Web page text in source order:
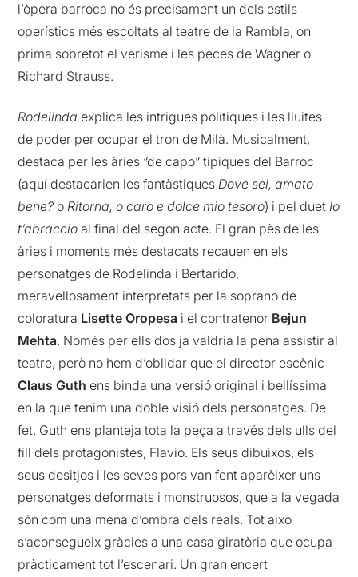
l’òpera barroca no és precisament un dels estils
operístics més escoltats al teatre de la Rambla, on
prima sobretot el verisme i les peces de Wagner o
Richard Strauss.
Rodelinda explica les intrigues polítiques i les lluites
de poder per ocupar el tron de Milà. Musicalment,
destaca per les àries “de capo” típiques del Barroc
(aquí destacarien les fantàstiques Dove sei, amato
bene? o Ritorna, o caro e dolce mio tesoro) i pel duet Io
t’abraccio al final del segon acte. El gran pès de les
àries i moments més destacats recauen en els
personatges de Rodelinda i Bertarido,
meravellosament interpretats per la soprano de
coloratura Lisette Oropesa i el contratenor Bejun
Mehta. Només per ells dos ja valdria la pena assistir al
teatre, però no hem d’oblidar que el director escènic
Claus Guth ens binda una versió original i bellíssima
en la que tenim una doble visió dels personatges. De
fet, Guth ens planteja tota la peça a través dels ulls del
fill dels protagonistes, Flavio. Els seus dibuixos, els
seus desitjos i les seves pors van fent aparèixer uns
personatges deformats i monstruosos, que a la vegada
són com una mena d’ombra dels reals. Tot això
s’aconsegueix gràcies a una casa giratòria que ocupa
pràcticament tot l’escenari. Un gran encert